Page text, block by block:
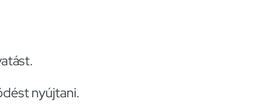
nyújtani.